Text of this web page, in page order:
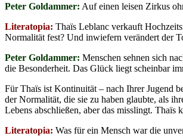
Peter Goldammer: Auf einen leisen Zirkus
Literatopia: Thaïs Leblanc verkauft
Normalität fest? Und inwiefern verändert der
Peter Goldammer: Menschen sehnen sich
die Besonderheit. Das Glück liegt scheinbar
Für Thaïs ist Kontinuität – nach Ihrer Jugend
der Normalität, die sie zu haben glaubte, als
Lebens abschließen, aber das misslingt. Thaïs
Literatopia: Was für ein Mensch war die